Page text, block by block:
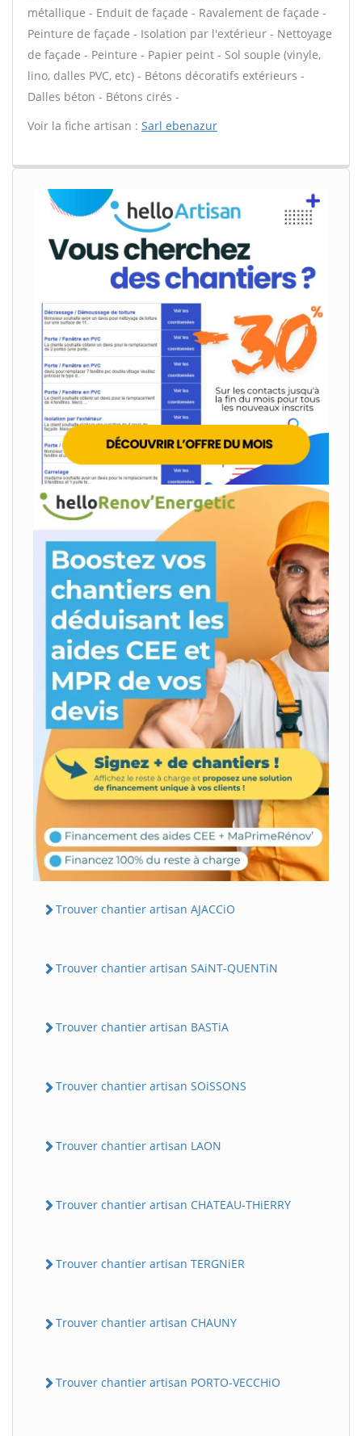
métallique - Enduit de façade - Ravalement de façade -
Peinture de façade - Isolation par l'extérieur - Nettoyage
de façade - Peinture - Papier peint - Sol souple (vinyle,
lino, dalles PVC, etc) - Bétons décoratifs extérieurs -
Dalles béton - Bétons cirés -
Voir la fiche artisan : Sarl ebenazur
Trouver chantier artisan AJACCiO
Trouver chantier artisan SAiNT-QUENTiN
Trouver chantier artisan BASTiA
Trouver chantier artisan SOiSSONS
Trouver chantier artisan LAON
Trouver chantier artisan CHATEAU-THiERRY
Trouver chantier artisan TERGNiER
Trouver chantier artisan CHAUNY
Trouver chantier artisan PORTO-VECCHiO